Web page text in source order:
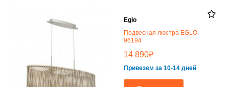
Eglo
Подвесная люстра EGLO
96194
14 890₽
Привезем за 10-14 дней